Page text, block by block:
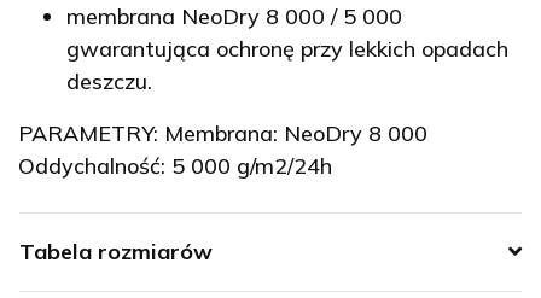
membrana NeoDry 8 000 / 5 000
gwarantująca ochronę przy lekkich opadach
deszczu.
PARAMETRY: Membrana: NeoDry 8 000
Oddychalność: 5 000 g/m2/24h
Tabela rozmiarów